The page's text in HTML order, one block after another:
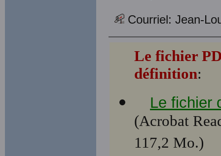
Courriel: Jean-
Le fichier
définition:
Le fichier
(Acrobat
117,2 Mo.)